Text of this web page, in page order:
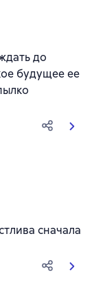
оценок
до
будущее ее
оценок
сначала